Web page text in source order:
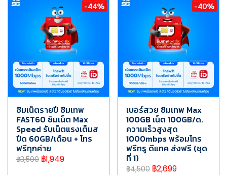
-44%
ซิมเน็ตรายปี ซิมเทพ
FAST60 ซิมเน็ต Max
Speed รับเน็ตแรงเต็มส
ปีด 60GB/เดือน + โทร
ฟรีทุกค่าย
฿3,500 ฿1,949
-40%
เบอร์สวย ซิมเทพ Max
100GB เน็ต 100GB/ด.
ความเร็วสูงสุด
1000mbps พร้อมโทร
ฟรีทรู ดีแทค ส่งฟรี (ชุด
ที่ 1)
฿4,500 ฿2,699